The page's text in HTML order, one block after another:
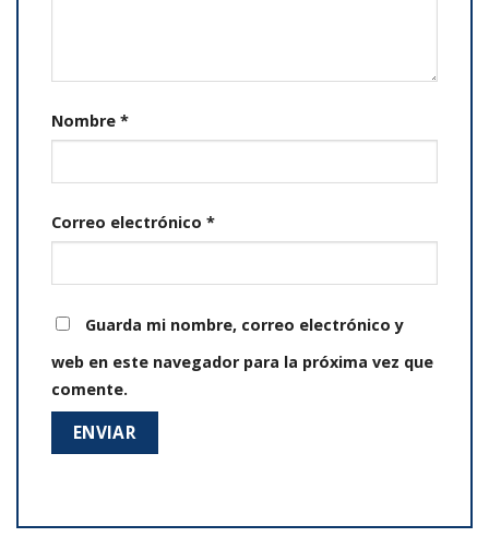
Nombre *
Correo electrónico *
Guarda mi nombre, correo electrónico y
web en este navegador para la próxima vez que
comente.